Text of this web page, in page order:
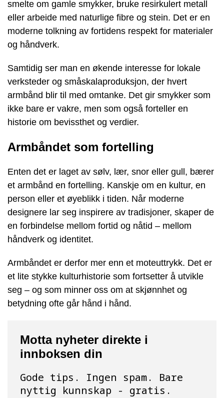
smelte om gamle smykker, bruke resirkulert metall
eller arbeide med naturlige fibre og stein. Det er en
moderne tolkning av fortidens respekt for materialer
og håndverk.
Samtidig ser man en økende interesse for lokale
verksteder og småskalaproduksjon, der hvert
armbånd blir til med omtanke. Det gir smykker som
ikke bare er vakre, men som også forteller en
historie om bevissthet og verdier.
Armbåndet som fortelling
Enten det er laget av sølv, lær, snor eller gull, bærer
et armbånd en fortelling. Kanskje om en kultur, en
person eller et øyeblikk i tiden. Når moderne
designere lar seg inspirere av tradisjoner, skaper de
en forbindelse mellom fortid og nåtid – mellom
håndverk og identitet.
Armbåndet er derfor mer enn et moteuttrykk. Det er
et lite stykke kulturhistorie som fortsetter å utvikle
seg – og som minner oss om at skjønnhet og
betydning ofte går hånd i hånd.
Motta nyheter direkte i
innboksen din
Gode ​​tips. Ingen spam. Bare
nyttig kunnskap - gratis.